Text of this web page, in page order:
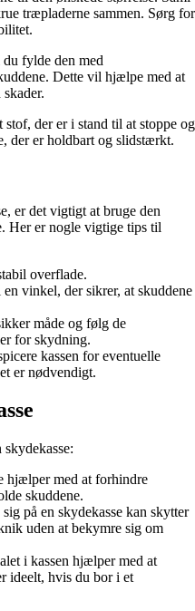
træpladerne sammen. Sørg for
du fylde den med
Dette vil hjælpe med at
der er i stand til at stoppe og
der er holdbart og slidstærkt.
er det vigtigt at bruge den
Her er nogle vigtige tips til
overflade.
vinkel, der sikrer, at skuddene
måde og følg de
for skydning.
kassen for eventuelle
er nødvendigt.
hjælper med at forhindre
skuddene.
på en skydekasse kan skytter
uden at bekymre sig om
i kassen hjælper med at
ideelt, hvis du bor i et